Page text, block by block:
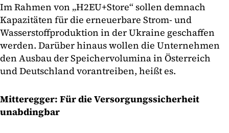
Im Rahmen von „H2EU+Store“ sollen demnach
Kapazitäten für die erneuerbare Strom- und
Wasserstoffproduktion in der Ukraine geschaffen
werden. Darüber hinaus wollen die Unternehmen
den Ausbau der Speichervolumina in Österreich
und Deutschland vorantreiben, heißt es.
Mitteregger: Für die Versorgungssicherheit
unabdingbar